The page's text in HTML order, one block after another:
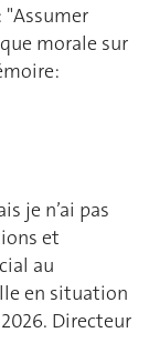
"Assumer
morale sur
je n’ai pas
et
au
en situation
Directeur